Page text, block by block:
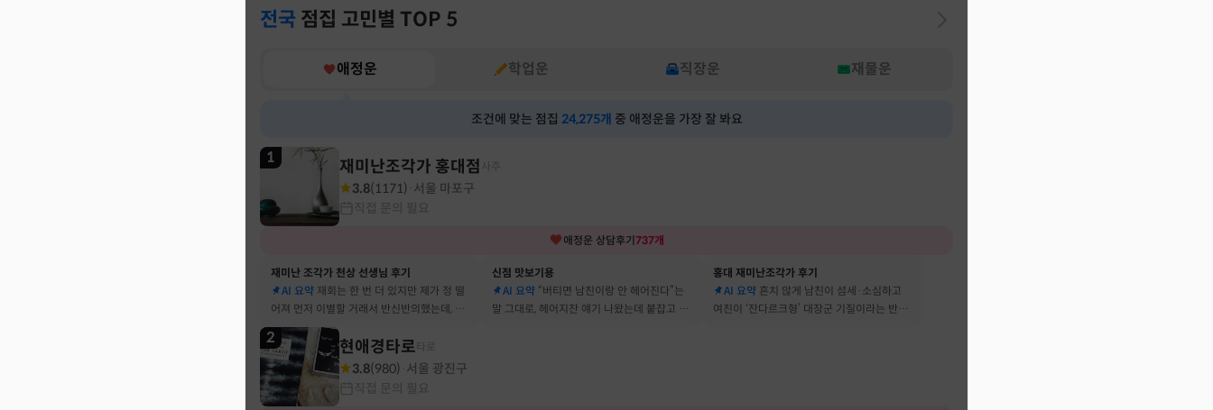
전국 점집 고민별 TOP 5
애정운 학업운 직장운 재물운
조건에 맞는 점집 24,275개 중 애정운을 가장 잘 봐요
1 재미난조각가 홍대점
3.8(1171) 서울 마포구
애정운 상담후기 737개
재미난 조각가 천상 선생님 후기
AI 요약 재회는 한 번 더 있지만 제가 정 떨
어져 먼저 이별할 거래서 반신반의했는데, 정
말 재회 후 제가 먼저 헤어지자고 했어요
신점 맛보기용
AI 요약 “버티면 남친이랑 안 헤어진다”는
말 그대로, 헤어지잔 얘기 나왔는데 붙잡고 지
홍대 재미난조각가 후기
AI 요약 흔치 않게 남친이 섬세·소심하고
여친이 ‘잔다르크형’ 대장군 기질이라는 반전
2 현애경타로
3.8(980) 서울 광진구